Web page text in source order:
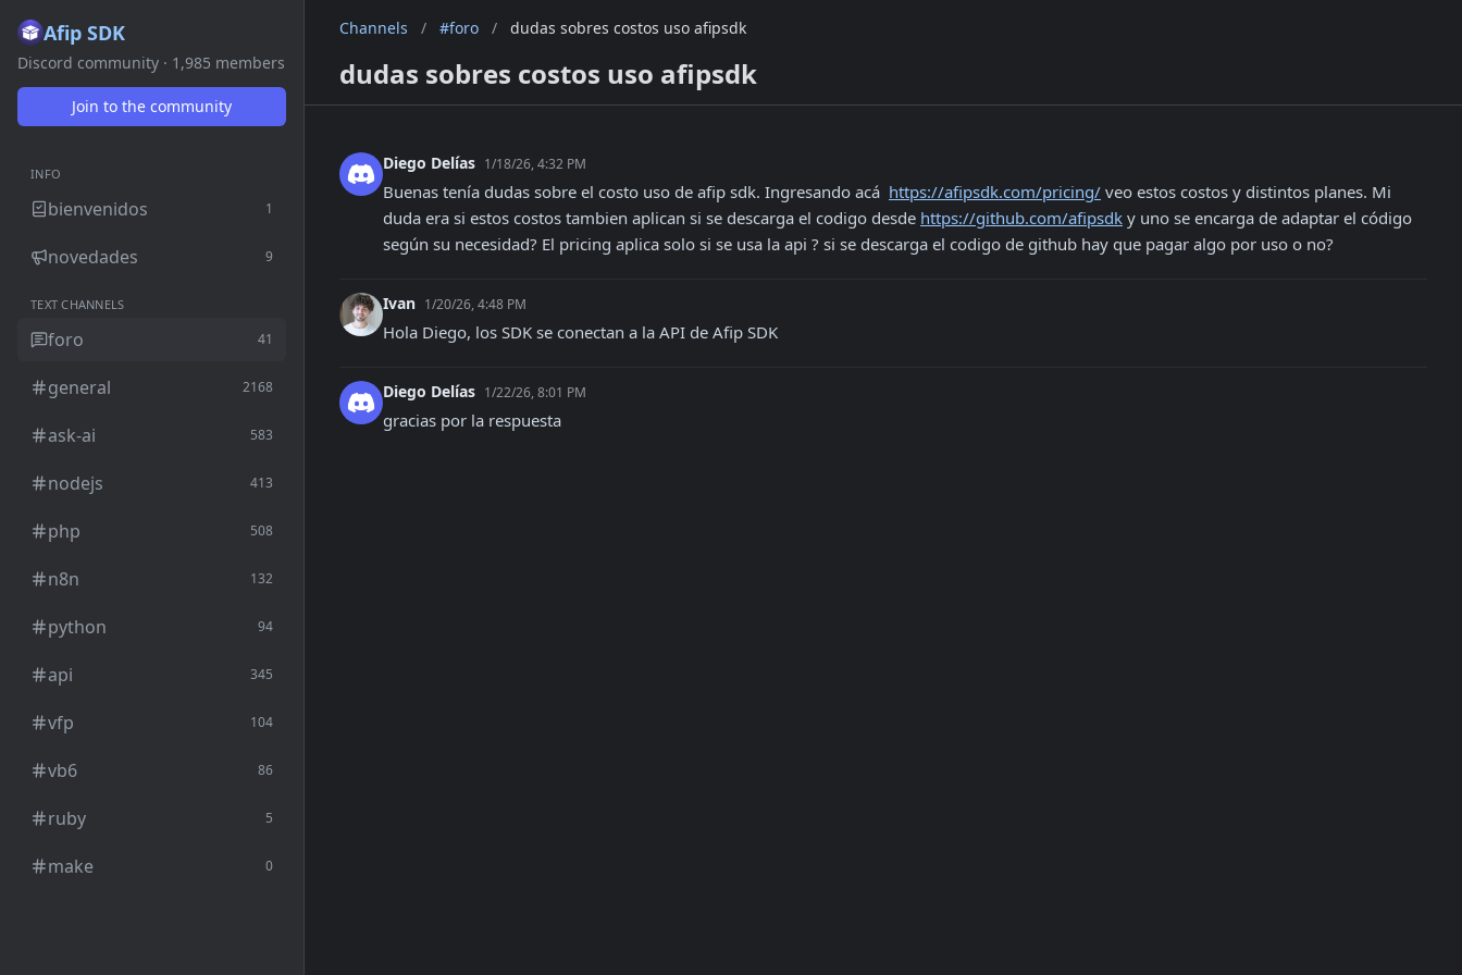
Afip SDK
Discord community · 1,985 members
Join to the community
INFO
bienvenidos 1
novedades 9
TEXT CHANNELS
foro 41
general 2168
ask-ai 583
nodejs 413
php 508
n8n 132
python 94
api 345
vfp 104
vb6 86
ruby 5
make 0
Channels / #foro / dudas sobres costos uso afipsdk
dudas sobres costos uso afipsdk
Diego Delías 1/18/26, 4:32 PM
Buenas tenía dudas sobre el costo uso de afip sdk. Ingresando acá https://afipsdk.com/pricing/ veo estos costos y distintos planes. Mi
duda era si estos costos tambien aplican si se descarga el codigo desde https://github.com/afipsdk y uno se encarga de adaptar el código
según su necesidad? El pricing aplica solo si se usa la api ? si se descarga el codigo de github hay que pagar algo por uso o no?
Ivan 1/20/26, 4:48 PM
Hola Diego, los SDK se conectan a la API de Afip SDK
Diego Delías 1/22/26, 8:01 PM
gracias por la respuesta